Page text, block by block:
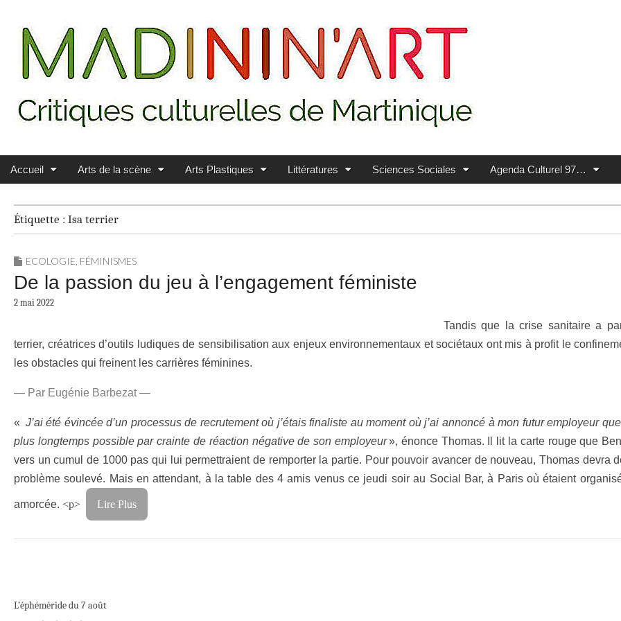
MADININ'ART
Main menu
Skip to content
Accueil Arts de la scène Arts Plastiques Littératures Sciences Sociales Agenda Culturel 97…
Étiquette : Isa terrier
ECOLOGIE FÉMINISMES
De la passion du jeu à l’engagement féministe
2 mai 2022
Tandis que la crise sanitaire a
terrier, créatrices d’outils ludiques de sensibilisation aux enjeux environnementaux et sociétaux ont mis à profit le
les obstacles qui freinent les carrières féminines.
— Par Eugénie Barbezat —
« J’ai été évincée d’un processus de recrutement où j’étais finaliste au moment où j’ai annoncé à mon futur employeur
plus longtemps possible par crainte de réaction négative de son employeur», énonce Thomas. Il lit la carte rouge que
vers un cumul de 1000 pas qui lui permettraient de remporter la partie. Pour pouvoir avancer de nouveau, Thomas devra
problème soulevé. Mais en attendant, à la table des 4 amis venus ce jeudi soir au Social Bar, à Paris où étaient
amorcée. <p> Lire Plus
L’éphéméride du 7 août